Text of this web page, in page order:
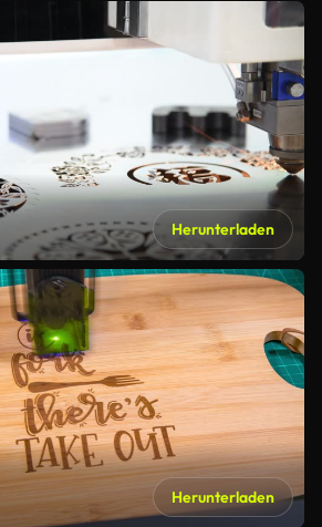
Herunterladen
Herunterladen